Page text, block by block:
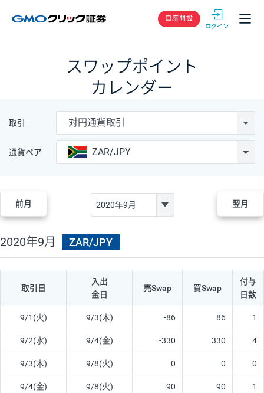
GMOクリック
口座開設
スワップポイント
カレンダー
取引 対円通貨取引
通貨ペア ZAR/JPY
前月 翌月
2020年9月 ZAR/JPY
取引日
入出
金日
売Swap 買Swap
付与
日数
9/1(火) 9/3(木) -86 86 1
9/2(水) 9/4(金) -330 330 4
9/3(木) 9/8(火) 0 0 0
9/4(金) 9/8(火) -90 90 1